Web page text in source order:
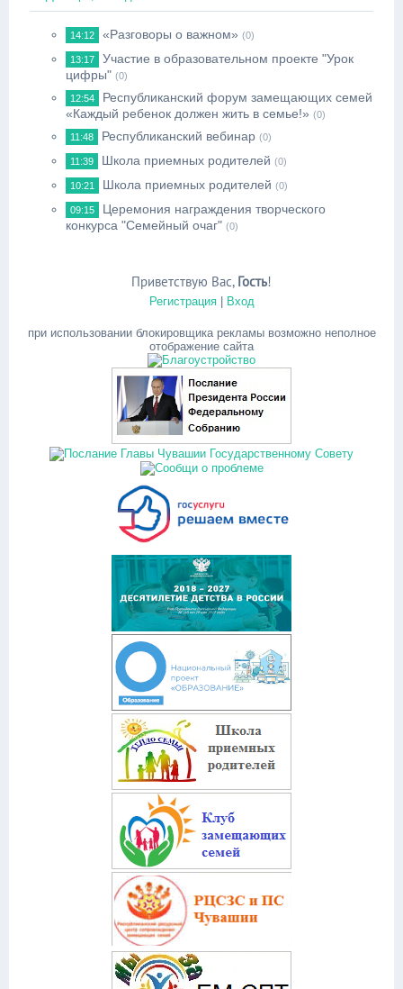
14:12 «Разговоры о важном» (0)
13:17
Участие в образовательном проекте "Урок
цифры" (0)
12:54
Республиканский форум замещающих семей
«Каждый ребенок должен жить в семье!» (0)
11:48 Республиканский вебинар (0)
11:39 Школа приемных родителей (0)
10:21 Школа приемных родителей (0)
09:15
Церемония награждения творческого
конкурса "Семейный очаг" (0)
Приветствую Вас, Гость!
Регистрация| Вход
при использовании блокировщика рекламы возможно неполное
отображение сайта